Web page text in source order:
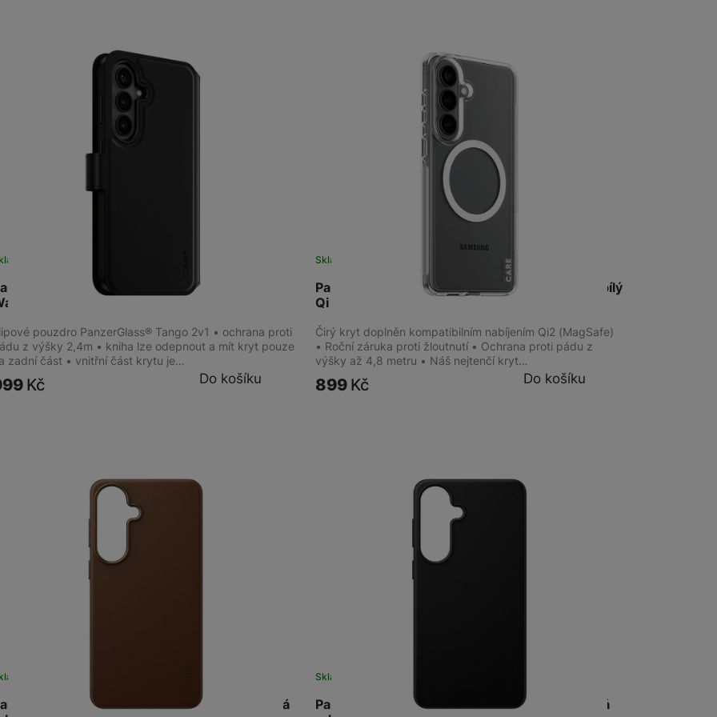
stránkách třetích stran.
CARE Galaxy S26+ Tango 2v1
Qi
pouzdro PanzerGlass® Tango 2v1 • ochrana proti
z výšky 2,4m • kniha lze odepnout a mít kryt pouze
zadní část • vnitřní část krytu je…
Kč Do košíku
PanzerGlass CARE S. Galaxy S26+ Urban čirý/bílý
Qi
Skladem
Čirý kryt doplněn kompatibilním nabíjením Qi2 (MagSafe)
• Roční záruka proti žloutnutí • Ochrana proti pádu z
výšky až 4,8 metru • Náš nejtenčí kryt…
899 Kč Do košíku
CARE Galaxy S26+ SOLO Qi hnědá
PanzerGlass CARE Galaxy S26+ SOLO Qi černá
Skladem na prodejně